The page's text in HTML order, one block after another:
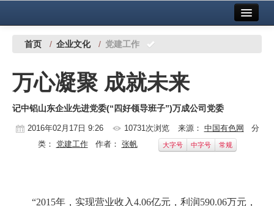
中国有色金属报社主办 广告服务
铜镍铅锌
铝
首页 / 企业文化 / 党建工作
万心凝聚 成就未来
记中铝山东企业先进党委(“四好领导班子”)万成公司党委
2016年02月17日 9:26 10731次浏览 来源： 中国有色网 分
类： 党建工作作者： 张帆 大字号 中字号 常规
“2015年，实现营业收入4.06亿元，利润590.06万元，